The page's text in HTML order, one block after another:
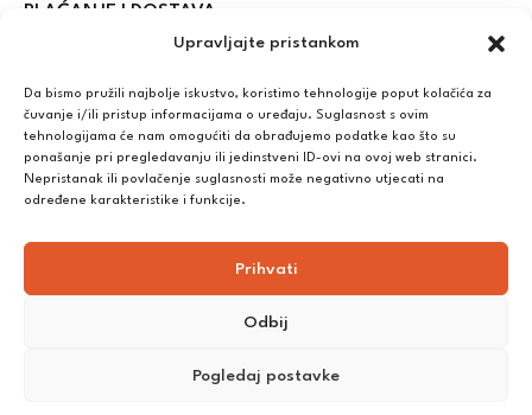
Upravljajte pristankom
Da bismo pružili najbolje iskustvo, koristimo tehnologije poput kolačića za
čuvanje i/ili pristup informacijama o uređaju. Suglasnost s ovim
tehnologijama će nam omogućiti da obrađujemo podatke kao što su
ponašanje pri pregledavanju ili jedinstveni ID-ovi na ovoj web stranici.
Nepristanak ili povlačenje suglasnosti može negativno utjecati na
određene karakteristike i funkcije.
Prihvati
Odbij
Pogledaj postavke
PLAĆANJE I DOSTAVA
– iznad potrošenih 55 eura dostava je
Plaćanje:
Bankovna transakcija, plaćanje prilikom preuzimanja, CorvusPay